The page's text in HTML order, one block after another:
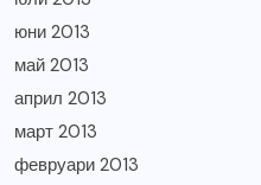
юни 2013
май 2013
април 2013
март 2013
февруари 2013